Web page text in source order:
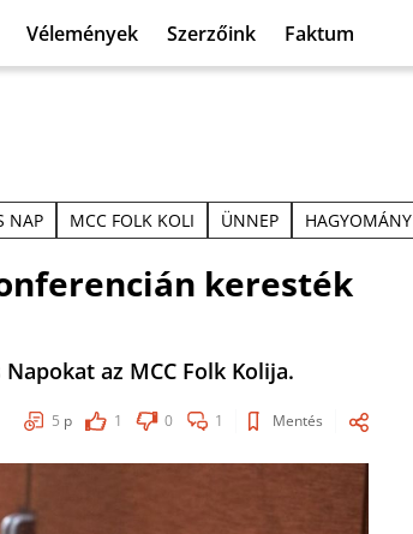
Vélemények Szerzőink Faktum
NAP MCC FOLK KOLI ÜNNEP HAGYOMÁNY
keresték
az MCC Folk Kolija.
5 p 1 0 1 Mentés